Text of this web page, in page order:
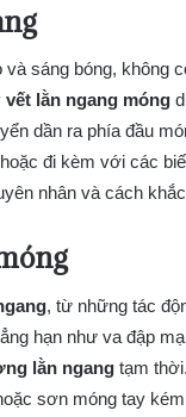
sáng bóng, không
vết lằn ngang móng
dần ra phía đầu
đi kèm với các
nhân và cách
, từ những tác
hạn như va đập
lằn ngang tạm
sơn móng tay